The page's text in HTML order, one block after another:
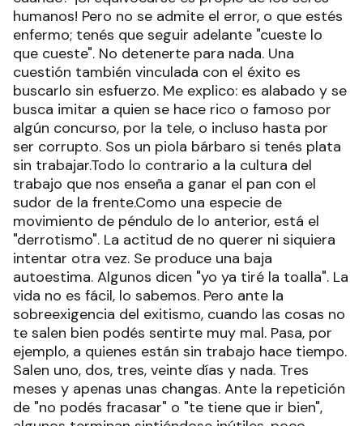
humanos! Pero no se admite el error, o que estés
enfermo; tenés que seguir adelante "cueste lo
que cueste". No detenerte para nada. Una
cuestión también vinculada con el éxito es
buscarlo sin esfuerzo. Me explico: es alabado y se
busca imitar a quien se hace rico o famoso por
algún concurso, por la tele, o incluso hasta por
ser corrupto. Sos un piola bárbaro si tenés plata
sin trabajar.Todo lo contrario a la cultura del
trabajo que nos enseña a ganar el pan con el
sudor de la frente.Como una especie de
movimiento de péndulo de lo anterior, está el
"derrotismo". La actitud de no querer ni siquiera
intentar otra vez. Se produce una baja
autoestima. Algunos dicen "yo ya tiré la toalla". La
vida no es fácil, lo sabemos. Pero ante la
sobreexigencia del exitismo, cuando las cosas no
te salen bien podés sentirte muy mal. Pasa, por
ejemplo, a quienes están sin trabajo hace tiempo.
Salen uno, dos, tres, veinte días y nada. Tres
meses y apenas unas changas. Ante la repetición
de "no podés fracasar" o "te tiene que ir bien",